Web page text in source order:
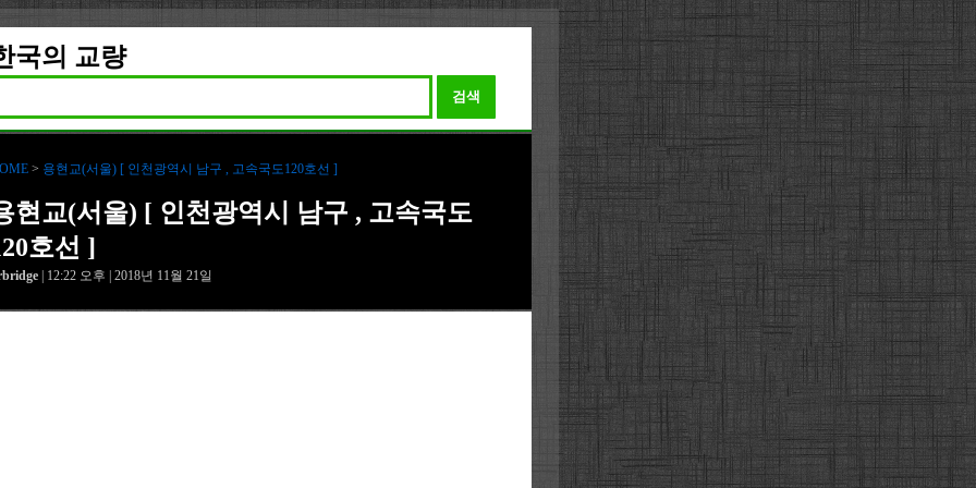
국의 교량
검색
> 용현교(서울) [ 인천광역시 남구 , 고속국도120호선 ]
현교(서울) [ 인천광역시 남구 , 고속국도
호선 ]
| 12:22 오후 | 2018년 11월 21일